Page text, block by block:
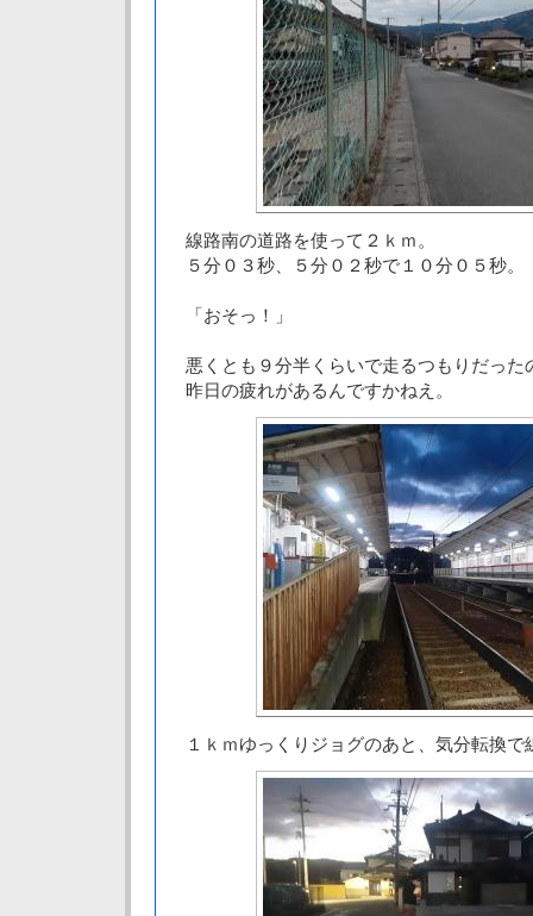
線路南の道路を使って２ｋｍ。
５分０３秒、５分０２秒で１０分０５秒。
「おそっ！」
悪くとも９分半くらいで走るつもりだった
昨日の疲れがあるんですかねえ。
１ｋｍゆっくりジョグのあと、気分転換で